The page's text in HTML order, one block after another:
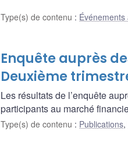
Type(s) de contenu : Événements
Enquête auprès
Deuxième
Les résultats de l’enquête
participants au marché
Type(s) de contenu : Publications,